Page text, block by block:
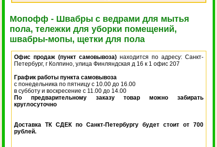
Мопофф - Швабры с ведрами для мытья
пола, тележки для уборки помещений,
швабры-мопы, щетки для пола
Офис продаж (пункт самовывоза) находится по адресу: Санкт-
Петербург, г Колпино, улица Финляндская д 16 к 1 офис 207
График работы пункта самовывоза
с понедельника по пятницу с 10.00 до 16.00
в субботу и воскресение с 11.00 до 14.00
По предварительному заказу товар можно забирать
круглосуточно
Доставка ТК СДЕК по Санкт-Петербургу будет стоит от 700
рублей.